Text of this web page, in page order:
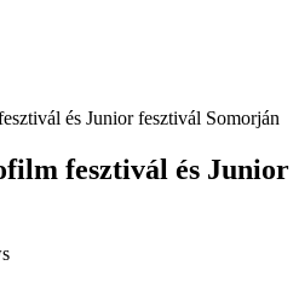
és Junior fesztivál Somorján
fesztivál és Junior